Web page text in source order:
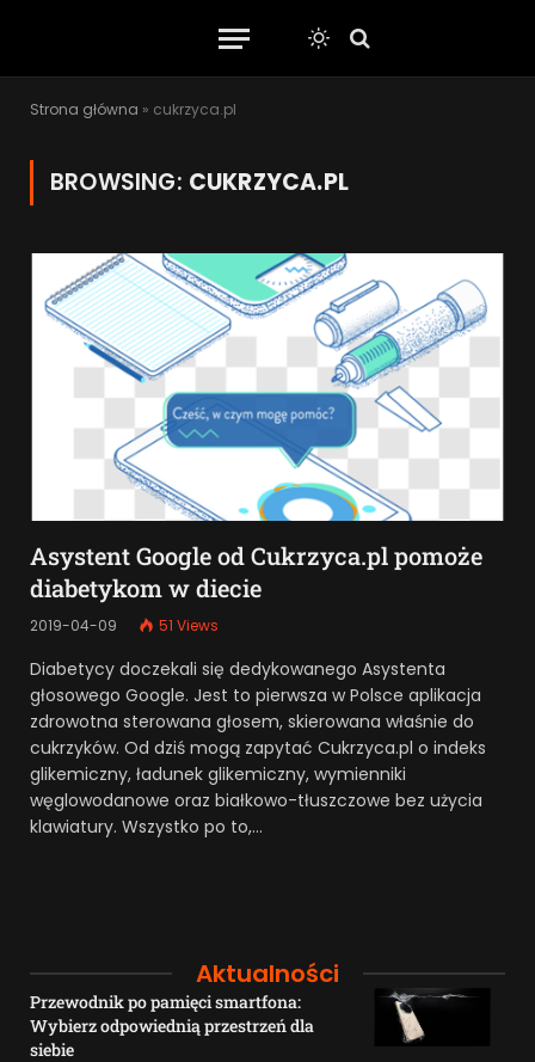
Strona główna » cukrzyca.pl
BROWSING: CUKRZYCA.PL
Asystent Google od Cukrzyca.pl pomoże
diabetykom w diecie
2019-04-09 51 Views
Diabetycy doczekali się dedykowanego Asystenta
głosowego Google. Jest to pierwsza w Polsce aplikacja
zdrowotna sterowana głosem, skierowana właśnie do
cukrzyków. Od dziś mogą zapytać Cukrzyca.pl o indeks
glikemiczny, ładunek glikemiczny, wymienniki
węglowodanowe oraz białkowo-tłuszczowe bez użycia
klawiatury. Wszystko po to,…
Aktualności
Przewodnik po pamięci smartfona:
Wybierz odpowiednią przestrzeń dla
siebie